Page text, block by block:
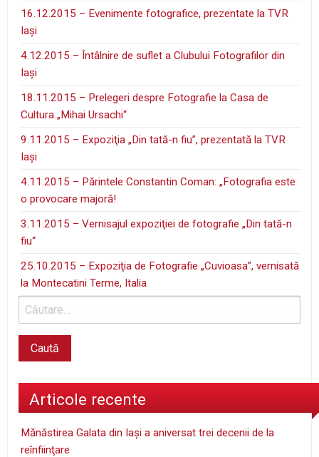
16.12.2015 – Evenimente fotografice, prezentate la TVR
Iaşi
4.12.2015 – Întâlnire de suflet a Clubului Fotografilor din
Iaşi
18.11.2015 – Prelegeri despre Fotografie la Casa de
Cultura „Mihai Ursachi“
9.11.2015 – Expoziţia „Din tată-n fiu”, prezentată la TVR
Iaşi
4.11.2015 – Părintele Constantin Coman: „Fotografia este
o provocare majoră!
3.11.2015 – Vernisajul expoziţiei de fotografie „Din tată-n
fiu“
25.10.2015 – Expoziţia de Fotografie „Cuvioasa”, vernisată
la Montecatini Terme, Italia
Articole recente
Mănăstirea Galata din Iaşi a aniversat trei decenii de la
reînfiinţare